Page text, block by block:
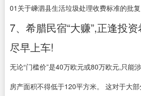
01关于嵊泗县生活垃圾处理收费标准的批
7、希腊民宿“大赚”,正逢投
尽早上车!
无论“门槛价”是40万欧元或80万欧元,只能
房产面积不得低于120平方米。 这对于大